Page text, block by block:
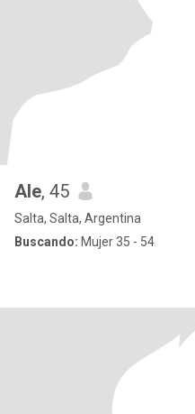
Ale, 45
Salta, Salta, Argentina
Buscando: Mujer 35 - 54